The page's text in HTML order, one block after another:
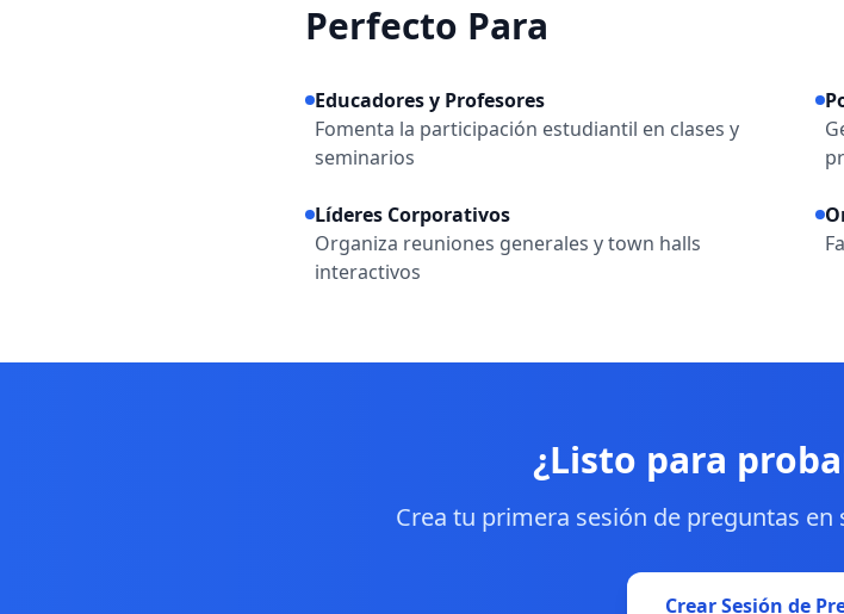
Perfecto Para
Educadores y Profesores
Fomenta la participación estudiantil en clases y
seminarios
Líderes Corporativos
Organiza reuniones generales y town halls
interactivos
¿Listo para
Crea tu primera sesión de preguntas
Crear Sesión de